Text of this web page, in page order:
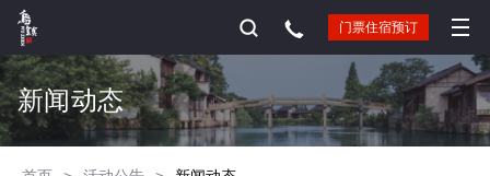
门票住宿预订
新闻动态